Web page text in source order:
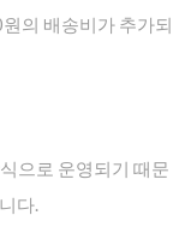
의 배송비가 추가되
으로 운영되기 때문
다.